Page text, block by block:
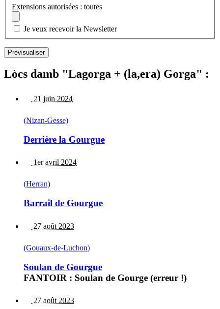
Extensions autorisées : toutes
Je veux recevoir la Newsletter
Lòcs damb "Lagorga + (la,era) Gorga" :
21 juin 2024
(Nizan-Gesse)
Derrière la Gourgue
1er avril 2024
(Herran)
Barrail de Gourgue
27 août 2023
(Gouaux-de-Luchon)
Soulan de Gourgue
FANTOIR : Soulan de Gourge (erreur !)
27 août 2023